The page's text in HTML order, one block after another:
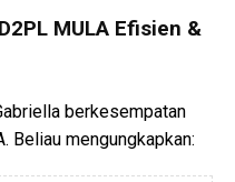
MULA Efisien &
berkesempatan
Beliau mengungkapkan: